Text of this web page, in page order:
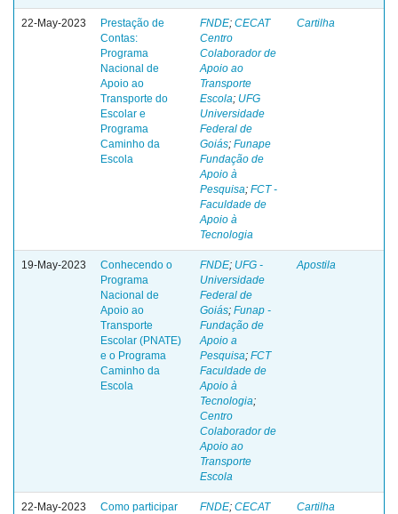
22-May-2023
Prestação de
Contas:
Programa
Nacional de
Apoio ao
Transporte do
Escolar e
Programa
Caminho da
Escola
FNDE; CECAT
Centro
Colaborador de
Apoio ao
Transporte
Escola; UFG
Universidade
Federal de
Goiás; Funape
Fundação de
Apoio à
Pesquisa; FCT -
Faculdade de
Apoio à
Tecnologia
Cartilha
19-May-2023
Conhecendo o
Programa
Nacional de
Apoio ao
Transporte
Escolar (PNATE)
e o Programa
Caminho da
Escola
FNDE; UFG -
Universidade
Federal de
Goiás; Funap -
Fundação de
Apoio a
Pesquisa; FCT
Faculdade de
Apoio à
Tecnologia;
Centro
Colaborador de
Apoio ao
Transporte
Escola
Apostila
22-May-2023
Como participar
FNDE; CECAT
Cartilha